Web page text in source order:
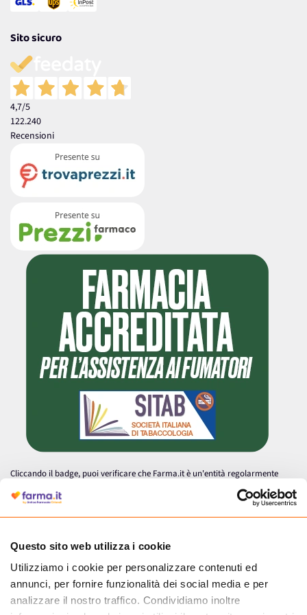
Questo sito web utilizza i cookie
Utilizziamo i cookie per personalizzare contenuti ed
annunci, per fornire funzionalità dei social media e per
analizzare il nostro traffico. Condividiamo inoltre
Sito sicuro
4,7/5
122.240
Recensioni
Cliccando il badge, puoi verificare che Farma.it è un'entità regolarmente
autorizzata dal Ministero della Salute a effettuare la vendita online di
medicinali.